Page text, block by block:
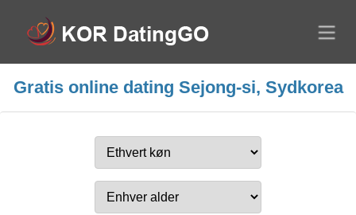
Gratis online dating Sejong-si, Sydkorea